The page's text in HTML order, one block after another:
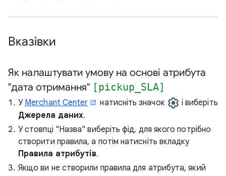
Вказівки
Як налаштувати умову на основі атрибута
"дата отримання" [pickup_SLA]
У Merchant Center натисніть значок
і виберіть
Джерела даних.
У стовпці "Назва" виберіть фід, для якого потрібно
створити правила, а потім натисніть вкладку
Правила атрибутів.
Якщо ви не створили правила для атрибута, який